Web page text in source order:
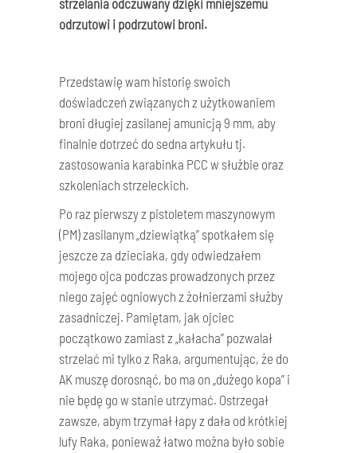
strzelania odczuwany dzięki mniejszemu
odrzutowi i podrzutowi broni.
Przedstawię wam historię swoich
doświadczeń związanych z użytkowaniem
broni długiej zasilanej amunicją 9 mm, aby
finalnie dotrzeć do sedna artykułu tj.
zastosowania karabinka PCC w służbie oraz
szkoleniach strzeleckich.
Po raz pierwszy z pistoletem maszynowym
(PM) zasilanym „dziewiątką” spotkałem się
jeszcze za dzieciaka, gdy odwiedzałem
mojego ojca podczas prowadzonych przez
niego zajęć ogniowych z żołnierzami służby
zasadniczej. Pamiętam, jak ojciec
początkowo zamiast z „kałacha” pozwalał
strzelać mi tylko z Raka, argumentując, że do
AK muszę dorosnąć, bo ma on „dużego kopa” i
nie będę go w stanie utrzymać. Ostrzegał
zawsze, abym trzymał łapy z dała od krótkiej
lufy Raka, ponieważ łatwo można było sobie